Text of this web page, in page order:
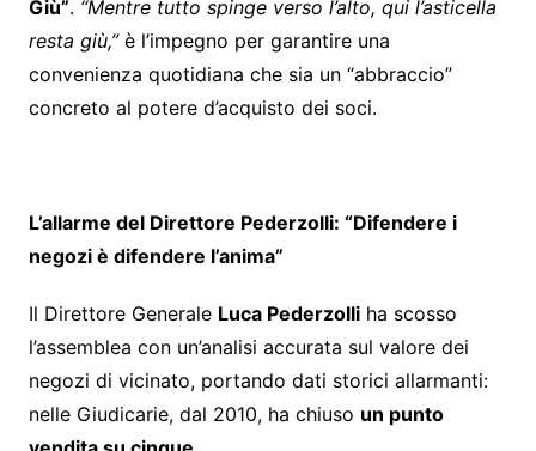
Giù”. “Mentre tutto spinge verso l’alto, qui l’asticella
resta giù,”è l’impegno per garantire una
convenienza quotidiana che sia un “abbraccio”
concreto al potere d’acquisto dei soci.
L’allarme del Direttore Pederzolli: “Difendere i
negozi è difendere l’anima”
Il Direttore Generale Luca Pederzolliha scosso
l’assemblea con un’analisi accurata sul valore dei
negozi di vicinato, portando dati storici allarmanti:
nelle Giudicarie, dal 2010, ha chiuso un punto